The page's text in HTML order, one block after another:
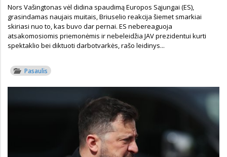
Nors Vašingtonas vėl didina spaudimą Europos Sąjungai (ES),
grasindamas naujais muitais, Briuselio reakcija šiemet smarkiai
skiriasi nuo to, kas buvo dar pernai. ES nebereaguoja
atsakomosiomis priemonėmis ir nebeleidžia JAV prezidentui kurti
spektaklio bei diktuoti darbotvarkės, rašo leidinys...
Pasaulis